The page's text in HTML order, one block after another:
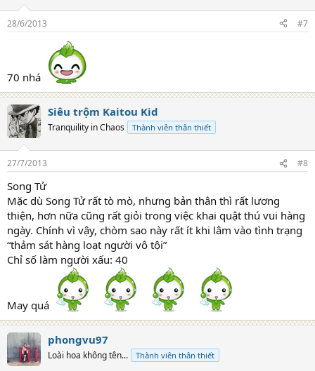
28/6/2013 #7
70 nhá
Siêu trộm Kaitou Kid
Tranquility in Chaos Thành viên thân thiết
27/7/2013 #8
Song Tử
Mặc dù Song Tử rất tò mò, nhưng bản thân thì rất lương
thiện, hơn nữa cũng rất giỏi trong việc khai quật thú vui hàng
ngày. Chính vì vậy, chòm sao này rất ít khi lâm vào tình trạng
“thảm sát hàng loạt người vô tội”
Chỉ số làm người xấu: 40
May quá
phongvu97
Loài hoa không tên... Thành viên thân thiết